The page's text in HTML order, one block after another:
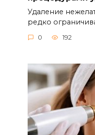
Удаление
редко
0 192